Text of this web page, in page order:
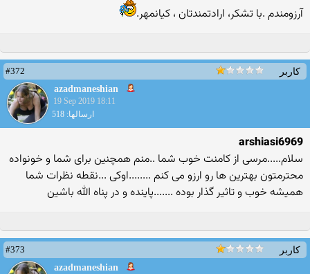
آرزومندم .با تشکر، ارادتمندتان ، کیانمهر.
کاربر
#372
azadmaneshian
19 Sep 2019 18:11
ارسالها: 518
arshiasi6969
سلام.....مرسی از کامنت خوب شما ..منم همچنین برای شما و خونواده
محترمتون بهترین ها رو ارزو می کنم ........اوکی ...نقطه نظرات شما
همیشه خوب و تاثیر گذار بوده .......پاینده و در پناه الله باشین
کاربر
#373
azadmaneshian